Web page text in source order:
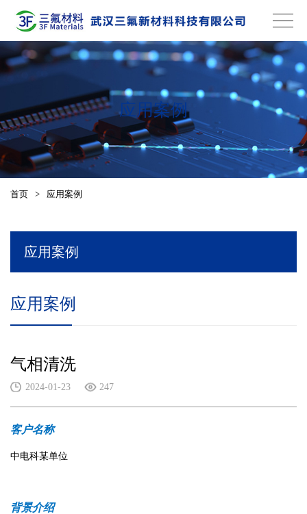
应用案例
首页 > 应用案例
应用案例
应用案例
气相清洗
2024-01-23 247
客户名称
中电科某单位
背景介绍